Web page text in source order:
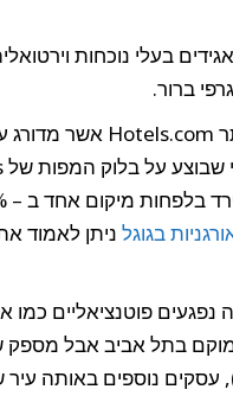
בעלי נוכחות
ברור.
בגוגל ניתן לאמוד
נפגעים פוטנציאליים
בתל אביב אבל מספק
עסקים נוספים באותה